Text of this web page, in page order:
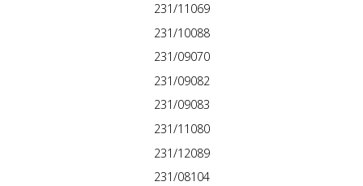
231/11069
231/10088
231/09070
231/09082
231/09083
231/11080
231/12089
231/08104